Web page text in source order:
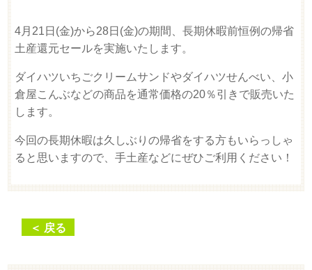
4月21日(金)から28日(金)の期間、長期休暇前恒例の帰省
土産還元セールを実施いたします。
ダイハツいちごクリームサンドやダイハツせんべい、小
倉屋こんぶなどの商品を通常価格の20％引きで販売いた
します。
今回の長期休暇は久しぶりの帰省をする方もいらっしゃ
ると思いますので、手土産などにぜひご利用ください！
＜ 戻る